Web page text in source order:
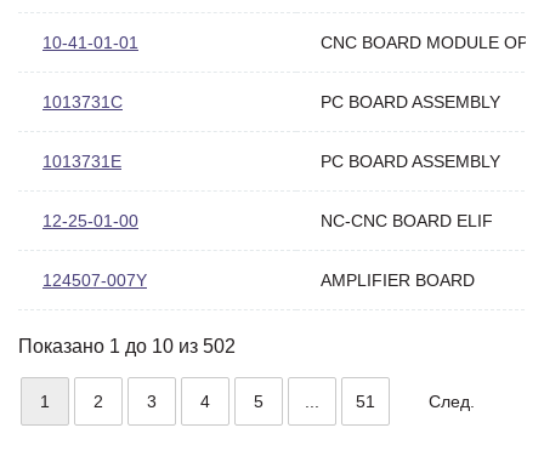
10-41-01-01 CNC BOARD MODULE
1013731C PC BOARD ASSEMBLY
1013731E PC BOARD ASSEMBLY
12-25-01-00 NC-CNC BOARD ELIF
124507-007Y AMPLIFIER BOARD
Показано 1 до 10 из 502
1 2 3 4 5 51 След.